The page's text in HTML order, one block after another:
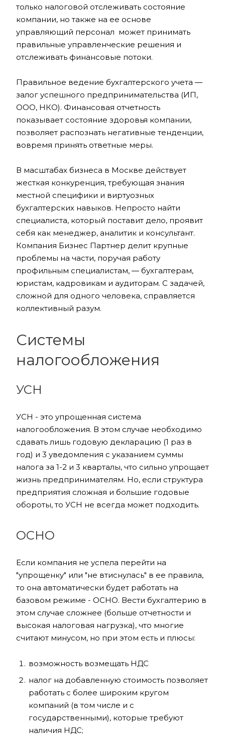
только налоговой отслеживать состояние
компании, но также на ее основе
управляющий персонал может принимать
правильные управленческие решения и
отслеживать финансовые потоки.
Правильное ведение бухгалтерского учета ―
залог успешного предпринимательства (ИП,
ООО, НКО). Финансовая отчетность
показывает состояние здоровья компании,
позволяет распознать негативные тенденции,
вовремя принять ответные меры.
В масштабах бизнеса в Москве действует
жесткая конкуренция, требующая знания
местной специфики и виртуозных
бухгалтерских навыков. Непросто найти
специалиста, который поставит дело, проявит
себя как менеджер, аналитик и консультант.
Компания Бизнес Партнер делит крупные
проблемы на части, поручая работу
профильным специалистам, ― бухгалтерам,
юристам, кадровикам и аудиторам. С задачей,
сложной для одного человека, справляется
коллективный разум.
Системы
налогообложения
УСН
УСН - это упрощенная система
налогообложения. В этом случае необходимо
сдавать лишь годовую декларацию (1 раз в
год) и 3 уведомления с указанием суммы
налога за 1-2 и 3 кварталы, что сильно упрощает
жизнь предпринимателям. Но, если структура
предприятия сложная и большие годовые
обороты, то УСН не всегда может подходить.
ОСНО
Если компания не успела перейти на
"упрощенку" или "не втиснулась" в ее правила,
то она автоматически будет работать на
базовом режиме - ОСНО. Вести бухгалтерию в
этом случае сложнее (больше отчетности и
высокая налоговая нагрузка), что многие
считают минусом, но при этом есть и плюсы:
возможность возмещать НДС
налог на добавленную стоимость позволяет
работать с более широким кругом
компаний (в том числе и с
государственными), которые требуют
наличия НДС;